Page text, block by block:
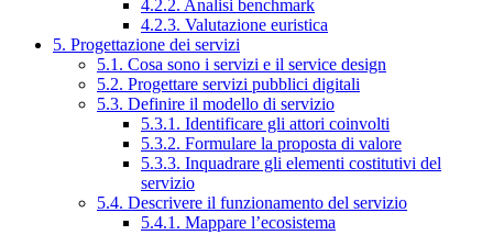
4.2.2. Analisi benchmark
4.2.3. Valutazione euristica
5. Progettazione dei servizi
5.1. Cosa sono i servizi e il service design
5.2. Progettare servizi pubblici digitali
5.3. Definire il modello di servizio
5.3.1. Identificare gli attori coinvolti
5.3.2. Formulare la proposta di valore
5.3.3. Inquadrare gli elementi costitutivi del
servizio
5.4. Descrivere il funzionamento del servizio
5.4.1. Mappare l’ecosistema